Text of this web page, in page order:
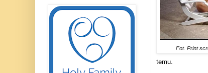
Fot. Print
temu.